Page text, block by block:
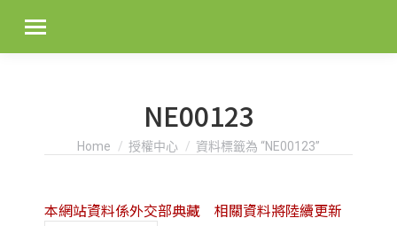
NE00123
You are here:
Home 授權中心 資料標籤為 “NE00123”
本網站資料係外交部典藏 相關資料將陸續更新